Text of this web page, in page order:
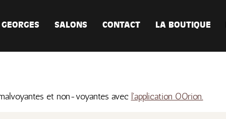
SALONS CONTACT LA BOUTIQUE
et non-voyantes avec l'application OOrion.